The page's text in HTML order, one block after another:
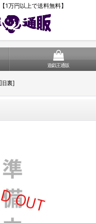
1万円以上で送料無料】
遊戯王通販
裏]